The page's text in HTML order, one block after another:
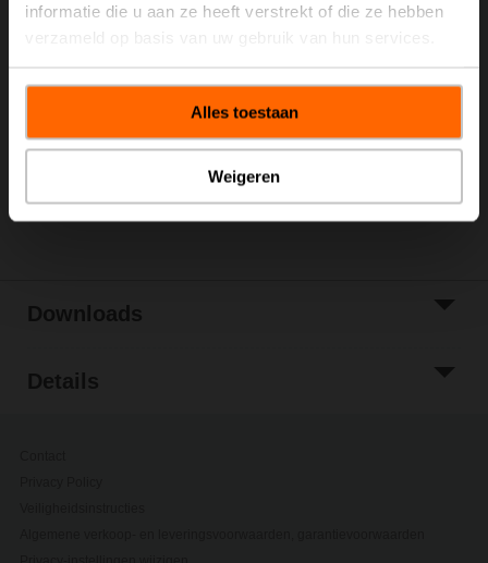
informatie die u aan ze heeft verstrekt of die ze hebben
Alles toestaan
Weigeren
Multiverpakking 20 stuks
Toevoegen aan
winkelwagen
Toevoegen aan
Delen
Downloads
Details